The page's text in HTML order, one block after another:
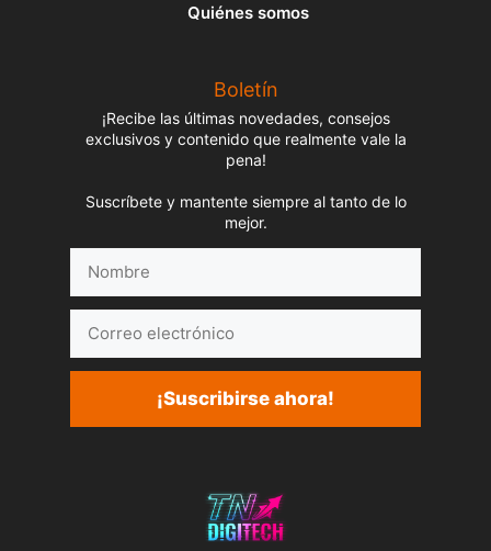
Quiénes somos
Boletín
¡Recibe las últimas novedades, consejos
exclusivos y contenido que realmente vale la
pena!
Suscríbete y mantente siempre al tanto de lo
mejor.
electrónico
¡Suscribirse ahora!